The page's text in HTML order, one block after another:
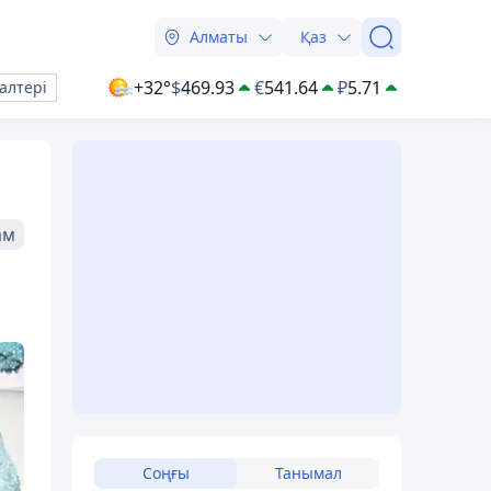
Алматы Қаз
+32°$469.93 €541.64 ₽5.71
Соңғы Танымал